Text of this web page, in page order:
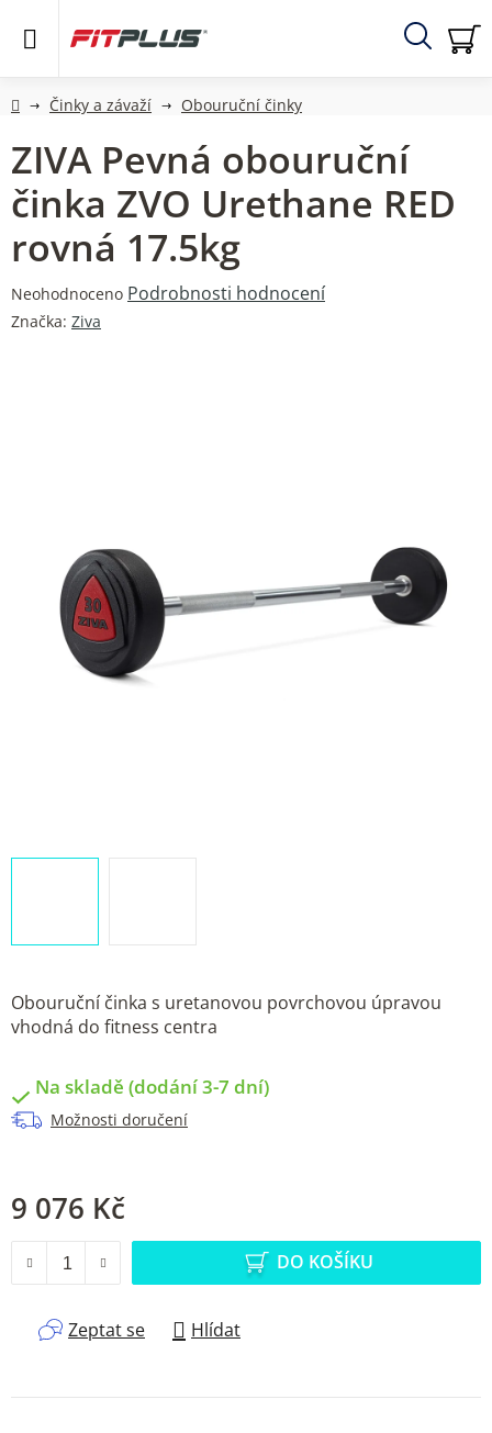
Hledat
DomůČinky a závaží Obouruční činky
Obouruční činka s uretanovou povrchovou úpravou
vhodná do fitness centra
Na skladě (dodání 3-7 dní)
Možnosti doručení
9 076 Kč
DO KOŠÍKU
Zeptat se Hlídat
ZIVA Pevná obouruční
činka ZVO Urethane RED
rovná 17.5kg
Průměrné
hodnocení
Neohodnoceno Podrobnosti hodnocení
Značka: Ziva